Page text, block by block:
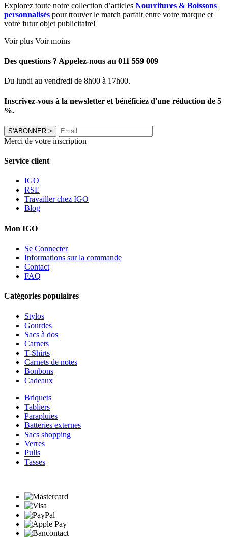
Explorez toute notre collection d’articles Nourritures & Boissons
personnalisés pour trouver le match parfait entre votre marque et
votre futur objet publicitaire!
Voir plus Voir moins
Des questions ? Appelez-nous au 011 559 009
Du lundi au vendredi de 8h00 à 17h00.
Inscrivez-vous à la newsletter et bénéficiez d'une réduction de 5
%.
S'ABONNER >
Merci de votre inscription
Service client
IGO
RSE
Travailler chez IGO
Blog
Mon IGO
Se Connecter
Informations sur la commande
Contact
FAQ
Catégories populaires
Stylos
Gourdes
Sacs à dos
Carnets
T-Shirts
Carnets de notes
Bonbons
Cadeaux
Briquets
Tabliers
Parapluies
Batteries externes
Sacs shopping
Verres
Pulls
Tasses